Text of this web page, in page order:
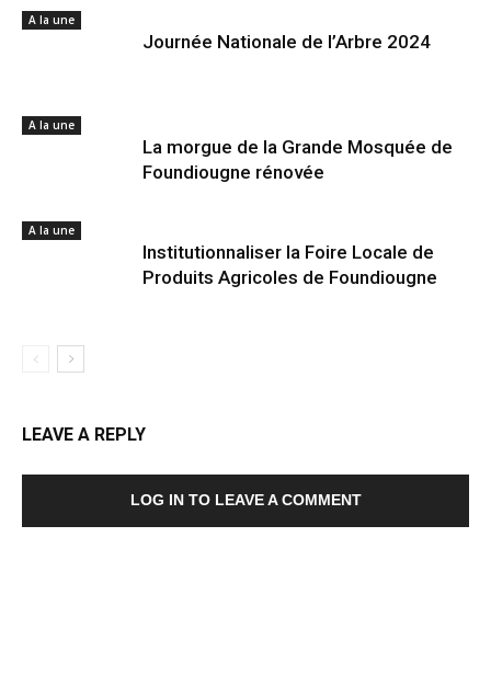
A la une
Journée Nationale de l’Arbre 2024
A la une
La morgue de la Grande Mosquée de
Foundiougne rénovée
A la une
Institutionnaliser la Foire Locale de
Produits Agricoles de Foundiougne
LEAVE A REPLY
LOG IN TO LEAVE A COMMENT